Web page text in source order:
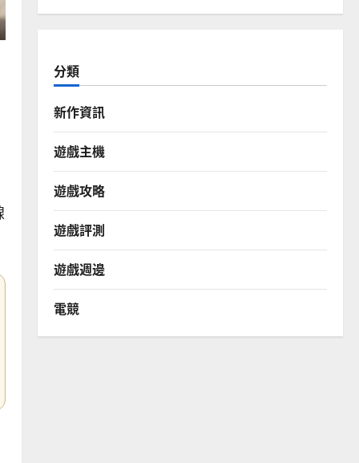
分類
新作資訊
遊戲主機
遊戲攻略
遊戲評測
遊戲週邊
電競